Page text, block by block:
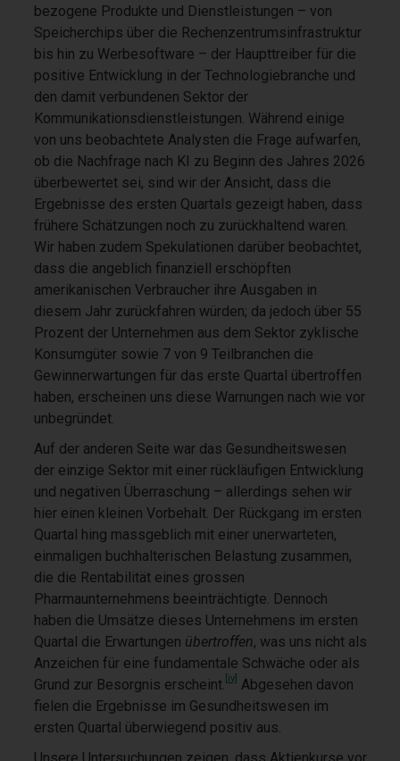
bezogene Produkte und Dienstleistungen – von
Speicherchips über die Rechenzentrumsinfrastruktur
bis hin zu Werbesoftware – der Haupttreiber für die
positive Entwicklung in der Technologiebranche und
den damit verbundenen Sektor der
Kommunikationsdienstleistungen. Während einige
von uns beobachtete Analysten die Frage aufwarfen,
ob die Nachfrage nach KI zu Beginn des Jahres 2026
überbewertet sei, sind wir der Ansicht, dass die
Ergebnisse des ersten Quartals gezeigt haben, dass
frühere Schätzungen noch zu zurückhaltend waren.
Wir haben zudem Spekulationen darüber beobachtet,
dass die angeblich finanziell erschöpften
amerikanischen Verbraucher ihre Ausgaben in
diesem Jahr zurückfahren würden; da jedoch über 55
Prozent der Unternehmen aus dem Sektor zyklische
Konsumgüter sowie 7 von 9 Teilbranchen die
Gewinnerwartungen für das erste Quartal übertroffen
haben, erscheinen uns diese Warnungen nach wie vor
unbegründet.
Auf der anderen Seite war das Gesundheitswesen
der einzige Sektor mit einer rückläufigen Entwicklung
und negativen Überraschung – allerdings sehen wir
hier einen kleinen Vorbehalt. Der Rückgang im ersten
Quartal hing massgeblich mit einer unerwarteten,
einmaligen buchhalterischen Belastung zusammen,
die die Rentabilität eines grossen
Pharmaunternehmens beeinträchtigte. Dennoch
haben die Umsätze dieses Unternehmens im ersten
Quartal die Erwartungen übertroffen, was uns nicht als
Anzeichen für eine fundamentale Schwäche oder als
Grund zur Besorgnis erscheint. [iv] Abgesehen davon
fielen die Ergebnisse im Gesundheitswesen im
ersten Quartal überwiegend positiv aus.